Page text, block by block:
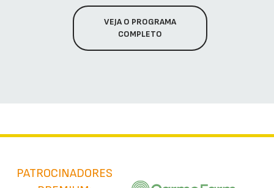
VEJA O PROGRAMA
COMPLETO
PATROCINADORES